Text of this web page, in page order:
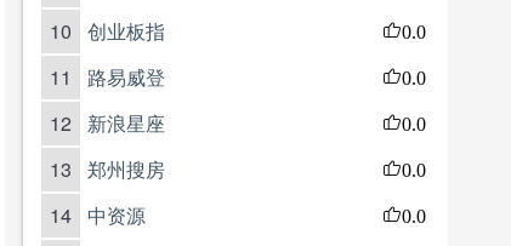
10 创业板指 0.0
11 路易威登 0.0
12 新浪星座 0.0
13 郑州搜房 0.0
14 中资源 0.0